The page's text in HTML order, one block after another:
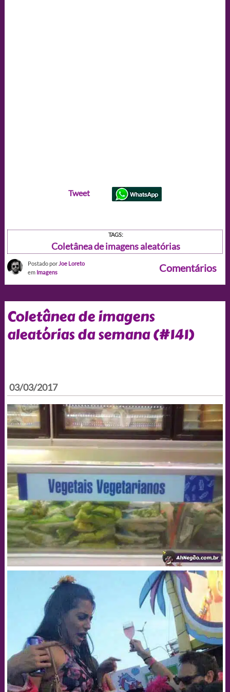
Tweet
TAGS:
Coletânea de imagens aleatórias
Postado por Joe Loreto
em Imagens Comentários
Coletânea de imagens
aleatórias da semana (#141)
03/03/2017